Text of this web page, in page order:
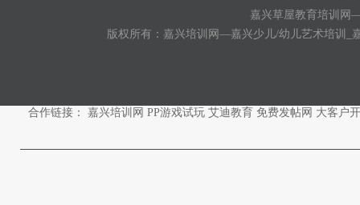
嘉兴草屋教育培训
版权所有：嘉兴培训网—嘉兴少儿/幼儿艺术培训_
合作链接： 嘉兴培训网 PP游戏试玩 艾迪教育 免费发帖网 大客户